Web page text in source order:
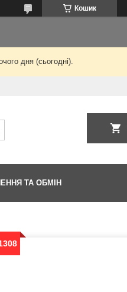
Кошик
дня (сьогодні).
ТА ОБМІН